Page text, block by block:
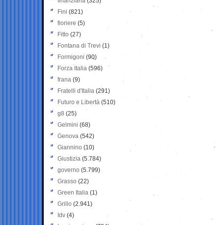
Fini (821)
fioriere (5)
Fitto (27)
Fontana di Trevi (1)
Formigoni (90)
Forza Italia (596)
frana (9)
Fratelli d'Italia (291)
Futuro e Libertà (510)
g8 (25)
Gelmini (68)
Genova (542)
Giannino (10)
Giustizia (5.784)
governo (5.799)
Grasso (22)
Green Italia (1)
Grillo (2.941)
Idv (4)